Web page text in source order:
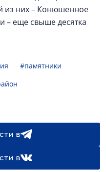
из них – Конюшенное
– еще свыше десятка
#памятники
в
в